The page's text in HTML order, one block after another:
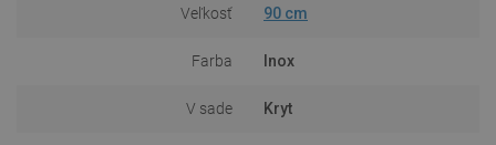
Veľkosť 90 cm
Farba Inox
V sade Kryt